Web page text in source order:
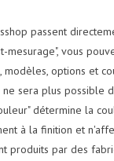
passent
mesurage", vous
options et
sera plus possible
détermine la
à la finition et
produits par des